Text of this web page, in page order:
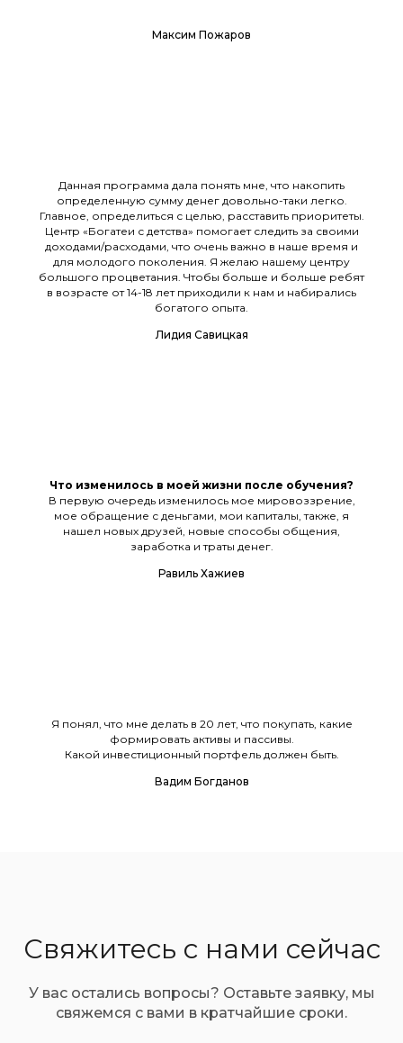
Максим Пожаров
Данная программа дала понять мне, что накопить
определенную сумму денег довольно-таки легко.
Главное, определиться с целью, расставить приоритеты.
Центр «Богатеи с детства» помогает следить за своими
доходами/расходами, что очень важно в наше время и
для молодого поколения. Я желаю нашему центру
большого процветания. Чтобы больше и больше ребят
в возрасте от 14-18 лет приходили к нам и набирались
богатого опыта.
Лидия Савицкая
Что изменилось в моей жизни после обучения?
В первую очередь изменилось мое мировоззрение,
мое обращение с деньгами, мои капиталы, также, я
нашел новых друзей, новые способы общения,
заработка и траты денег.
Равиль Хажиев
Я понял, что мне делать в 20 лет, что покупать, какие
формировать активы и пассивы.
Какой инвестиционный портфель должен быть.
Вадим Богданов
Свяжитесь с нами сейчас
У вас остались вопросы? Оставьте заявку, мы
свяжемся с вами в кратчайшие сроки.